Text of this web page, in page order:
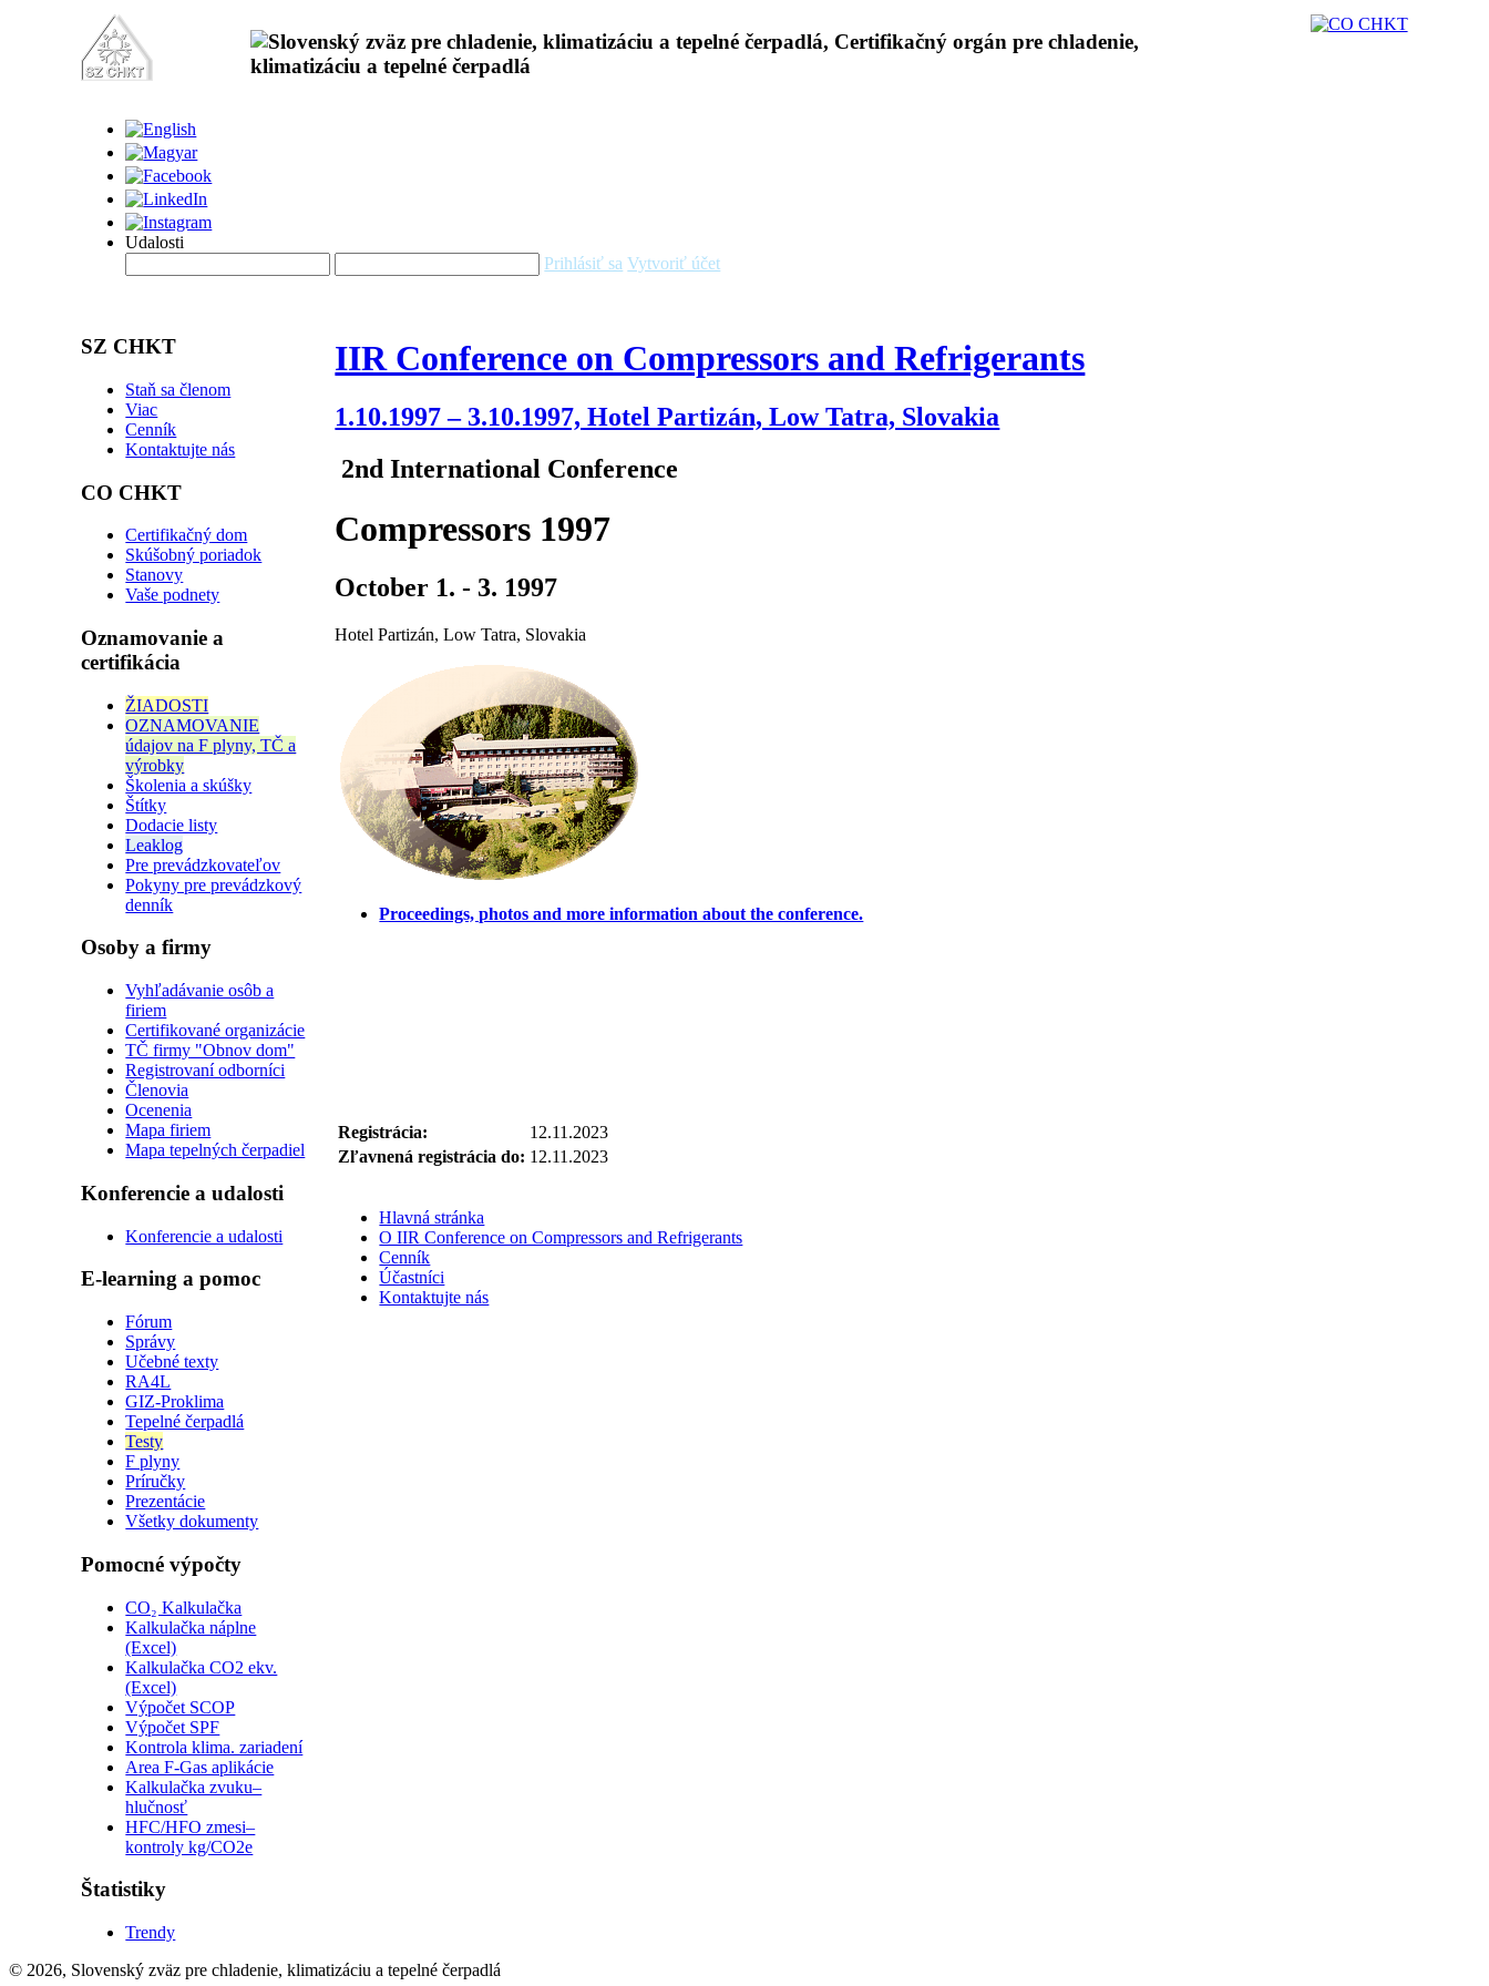
Udalosti
Prihlásiť sa Vytvoriť účet
SZ CHKT
Staň sa členom
Viac
Cenník
Kontaktujte nás
CO CHKT
Certifikačný dom
Skúšobný poriadok
Stanovy
Vaše podnety
Oznamovanie a
certifikácia
ŽIADOSTI
OZNAMOVANIE
údajov na F plyny, TČ a
výrobky
Školenia a skúšky
Štítky
Dodacie listy
Leaklog
Pre prevádzkovateľov
Pokyny pre prevádzkový
denník
Osoby a firmy
Vyhľadávanie osôb a
firiem
Certifikované organizácie
TČ firmy "Obnov dom"
Registrovaní odborníci
Členovia
Ocenenia
Mapa firiem
Mapa tepelných čerpadiel
Konferencie a udalosti
Konferencie a udalosti
E-learning a pomoc
Fórum
Správy
Učebné texty
RA4L
GIZ-Proklima
Tepelné čerpadlá
Testy
F plyny
Príručky
Prezentácie
Všetky dokumenty
Pomocné výpočty
CO₂ Kalkulačka
Kalkulačka náplne
(Excel)
Kalkulačka CO2 ekv.
(Excel)
Výpočet SCOP
Výpočet SPF
Kontrola klima. zariadení
Area F-Gas aplikácie
Kalkulačka zvuku–
hlučnosť
HFC/HFO zmesi–
kontroly kg/CO2e
Štatistiky
Trendy
IIR Conference on Compressors and Refrigerants
1.10.1997 – 3.10.1997, Hotel Partizán, Low Tatra, Slovakia
2nd International Conference
Compressors 1997
October 1. - 3. 1997
Hotel Partizán, Low Tatra, Slovakia
Proceedings, photos and more information about the conference.
Registrácia:
12.11.2023
Zľavnená registrácia do: 12.11.2023
Hlavná stránka
O IIR Conference on Compressors and Refrigerants
Cenník
Účastníci
Kontaktujte nás
© 2026, Slovenský zväz pre chladenie, klimatizáciu a tepelné čerpadlá